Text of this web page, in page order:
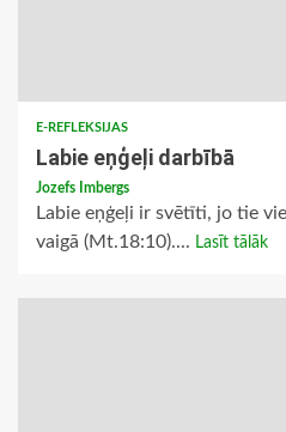
E-REFLEKSIJAS
Labie eņģeļi darbībā
Jozefs Imbergs
Labie eņģeļi ir svētīti, jo tie
vaigā (Mt.18:10).... Lasīt tālāk